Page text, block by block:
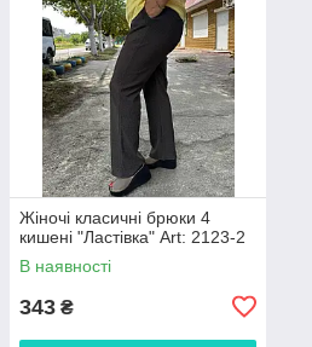
Жіночі класичні брюки 4
кишені "Ластівка" Art: 2123-2
В наявності
343 ₴